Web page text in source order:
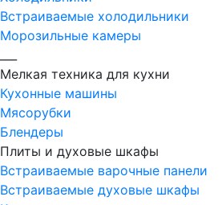
Встраиваемые холодильники
Морозильные камеры
Мелкая техника для кухни
Кухонные машины
Мясорубки
Блендеры
Плиты и духовые шкафы
Встраиваемые варочные панели
Встраиваемые духовые шкафы